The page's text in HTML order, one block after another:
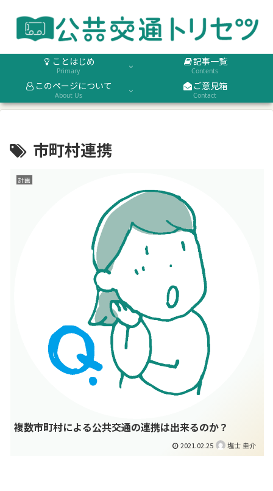
ことはじめ
Primary
記事一覧
Contents
このページについて
About Us
ご意見箱
Contact
市町村連携
計画
複数市町村による公共交通の連携は出来るのか？
2021.02.25 塩士 圭介